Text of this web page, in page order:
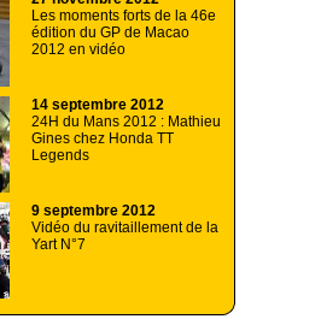
Les moments forts de la 46e
édition du GP de Macao
2012 en vidéo
14 septembre 2012
24H du Mans 2012 : Mathieu
Gines chez Honda TT
Legends
9 septembre 2012
Vidéo du ravitaillement de la
Yart N°7